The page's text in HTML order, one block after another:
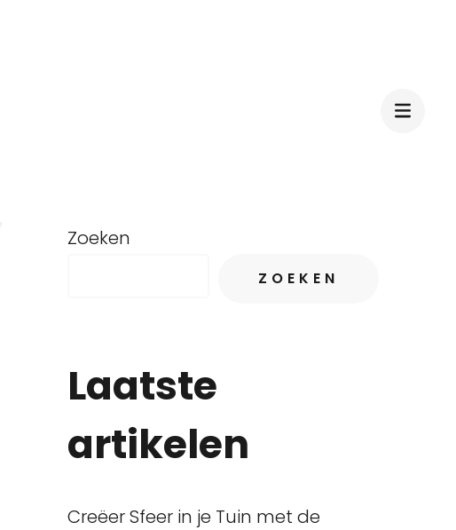
Zoeken
ZOEKEN
Laatste
artikelen
Creëer Sfeer in je Tuin met de